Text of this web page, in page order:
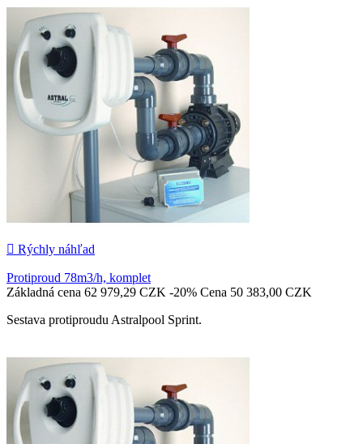
 Rýchly náhľad
Protiproud 78m3/h, komplet
Základná cena 62 979,29 CZK -20% Cena 50 383,00 CZK
Sestava protiproudu Astralpool Sprint.
Pridať do košíka